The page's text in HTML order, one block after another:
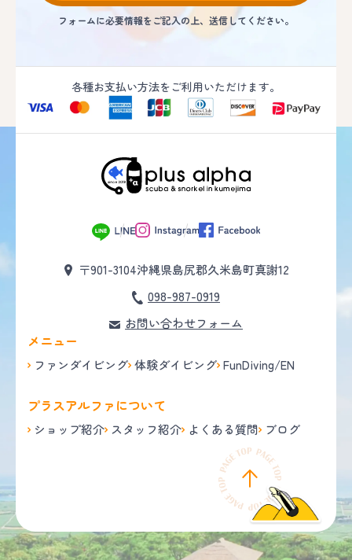
フォームに必要情報をご記入の上、送信してください。
各種お支払い方法をご利用いただけます。
〒901-3104沖縄県島尻郡久米島町真謝12
098-987-0919
お問い合わせフォーム
メニュー
ファンダイビング 体験ダイビング FunDiving/EN
プラスアルファについて
ショップ紹介 スタッフ紹介 よくある質問 ブログ